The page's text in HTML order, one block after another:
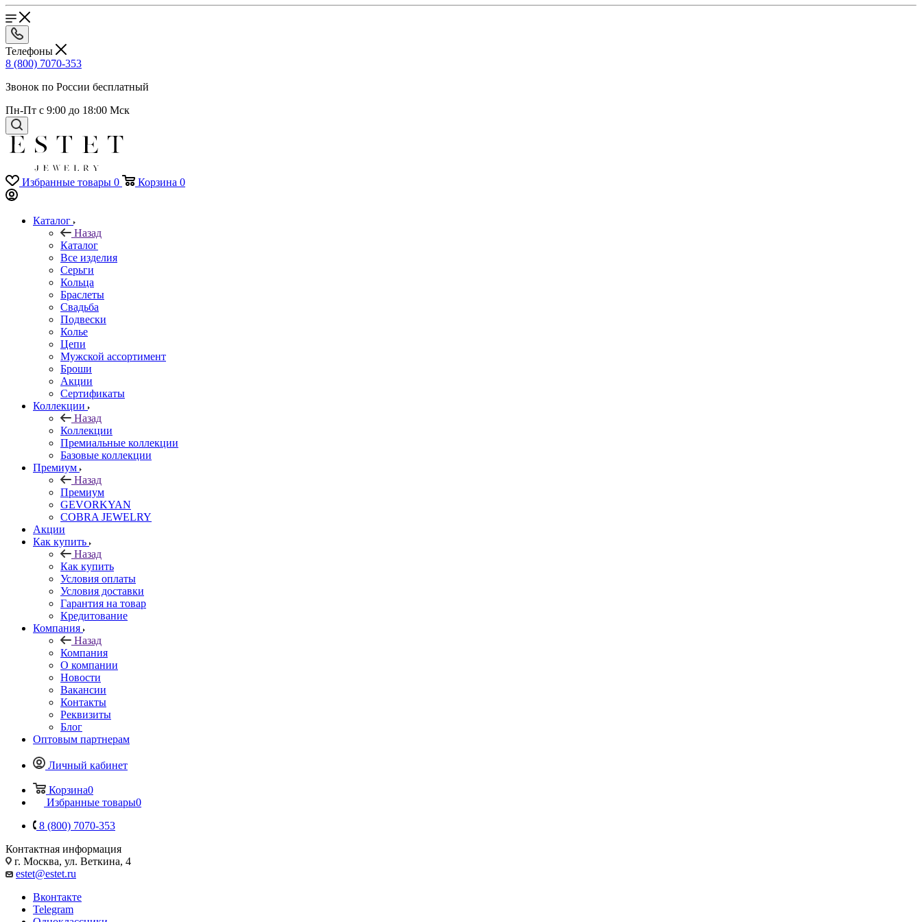
Телефоны
8 (800) 7070-353
Звонок по России бесплатный
Пн-Пт с 9:00 до 18:00 Мск
Избранные товары 0 Корзина 0
Каталог
Назад
Каталог
Все изделия
Серьги
Кольца
Браслеты
Свадьба
Подвески
Колье
Цепи
Мужской ассортимент
Броши
Акции
Сертификаты
Коллекции
Назад
Коллекции
Премиальные коллекции
Базовые коллекции
Премиум
Назад
Премиум
GEVORKYAN
COBRA JEWELRY
Акции
Как купить
Назад
Как купить
Условия оплаты
Условия доставки
Гарантия на товар
Кредитование
Компания
Назад
Компания
О компании
Новости
Вакансии
Контакты
Реквизиты
Блог
Оптовым партнерам
Личный кабинет
Корзина0
Избранные товары0
8 (800) 7070-353
Контактная информация
г. Москва, ул. Веткина, 4
estet@estet.ru
Вконтакте
Telegram